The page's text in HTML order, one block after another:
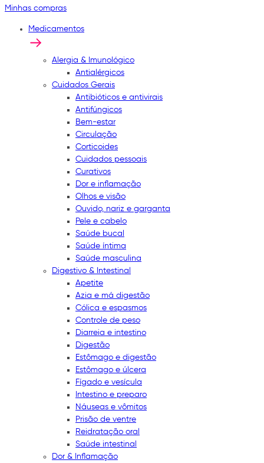
Minhas compras
Medicamentos
Alergia & Imunológico
Antialérgicos
Cuidados Gerais
Antibióticos e antivirais
Antifúngicos
Bem-estar
Circulação
Corticoides
Cuidados pessoais
Curativos
Dor e inflamação
Olhos e visão
Ouvido, nariz e garganta
Pele e cabelo
Saúde bucal
Saúde íntima
Saúde masculina
Digestivo & Intestinal
Apetite
Azia e má digestão
Cólica e espasmos
Controle de peso
Diarreia e intestino
Digestão
Estômago e digestão
Estômago e úlcera
Fígado e vesícula
Intestino e preparo
Náuseas e vômitos
Prisão de ventre
Reidratação oral
Saúde intestinal
Dor & Inflamação